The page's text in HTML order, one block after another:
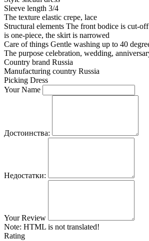
Sleeve length 3/4
The texture elastic crepe, lace
Structural elements The front bodice is cut-
is one-piece, the skirt is narrowed
Care of things Gentle washing up to 40
The purpose celebration, wedding,
Country brand Russia
Manufacturing country Russia
Picking Dress
Your Name
Достоинства:
Недостатки:
Your Review
Note: HTML is not translated!
Rating